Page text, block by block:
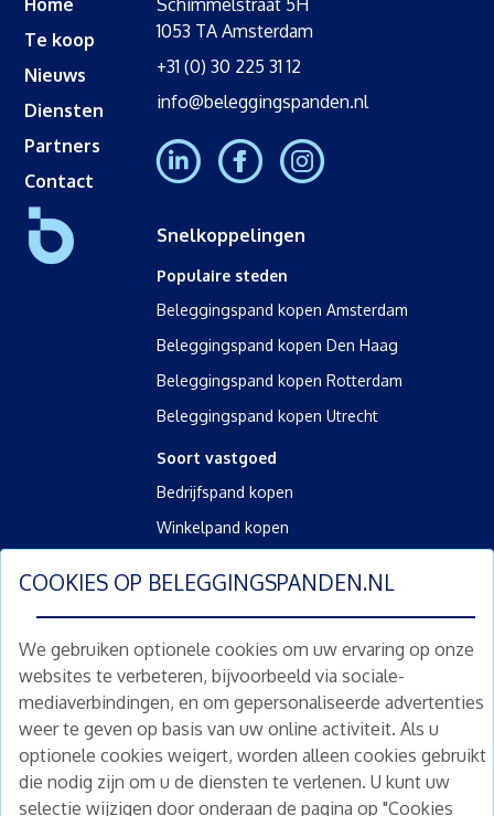
COOKIES OP BELEGGINGSPANDEN.NL
We gebruiken optionele cookies om uw ervaring op onze
websites te verbeteren, bijvoorbeeld via sociale-
mediaverbindingen, en om gepersonaliseerde advertenties
weer te geven op basis van uw online activiteit. Als u
optionele cookies weigert, worden alleen cookies gebruikt
die nodig zijn om u de diensten te verlenen. U kunt uw
selectie wijzigen door onderaan de pagina op "Cookies
Te koop
Nieuws
Diensten
Partners
Contact
1053 TA Amsterdam
+31 (0) 30 225 31 12
info@beleggingspanden.nl
Snelkoppelingen
Populaire steden
Beleggingspand kopen Amsterdam
Beleggingspand kopen Den Haag
Beleggingspand kopen Rotterdam
Beleggingspand kopen Utrecht
Soort vastgoed
Bedrijfspand kopen
Winkelpand kopen
Overig
Diensten
Gratis waardebepaling
Gratis waardebepaling aanvragen